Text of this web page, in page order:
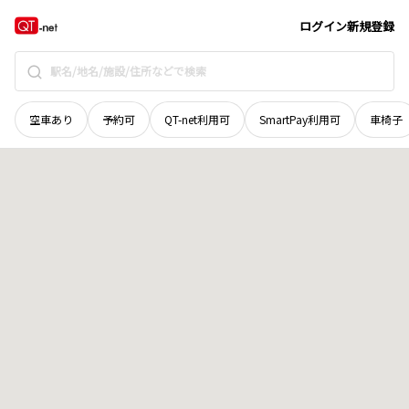
ログイン新規登録
空車あり 予約可 QT-net利用可 SmartPay利用可 車椅子
広島県